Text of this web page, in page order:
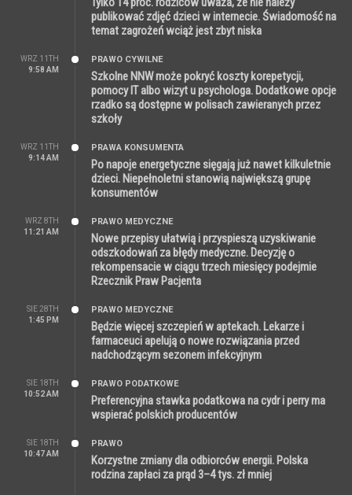
publikować zdjęć dzieci w internecie. Świadomość na
temat zagrożeń wciąż jest zbyt niska
WRZ 11TH
9:58 AM
PRAWO CYWILNE
Szkolne NNW może pokryć koszty korepetycji,
pomocy IT albo wizyt u psychologa. Dodatkowe opcje
rzadko są dostępne w polisach zawieranych przez
szkoły
WRZ 11TH
9:14 AM
PRAWA KONSUMENTA
Po napoje energetyczne sięgają już nawet kilkuletnie
dzieci. Niepełnoletni stanowią największą grupę
konsumentów
WRZ 8TH
11:21 AM
PRAWO MEDYCZNE
Nowe przepisy ułatwią i przyspieszą uzyskiwanie
odszkodowań za błędy medyczne. Decyzję o
rekompensacie w ciągu trzech miesięcy podejmie
Rzecznik Praw Pacjenta
SIE 28TH
1:45 PM
PRAWO MEDYCZNE
Będzie więcej szczepień w aptekach. Lekarze i
farmaceuci apelują o nowe rozwiązania przed
nadchodzącym sezonem infekcyjnym
SIE 18TH
10:52 AM
PRAWO PODATKOWE
Preferencyjna stawka podatkowa na cydr i perry ma
wspierać polskich producentów
SIE 18TH
10:47 AM
PRAWO
Korzystne zmiany dla odbiorców energii. Polska
rodzina zapłaci za prąd 3–4 tys. zł mniej